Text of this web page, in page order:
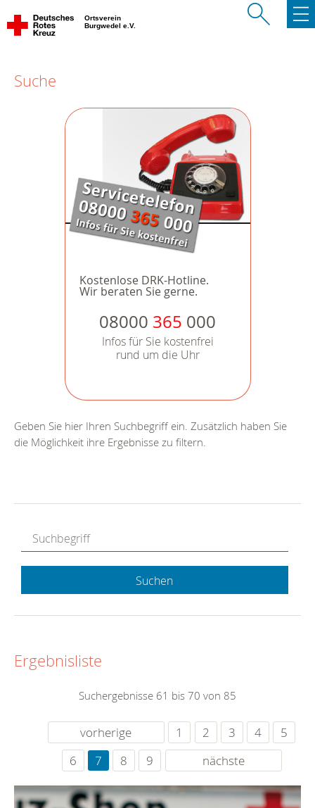
Ortsverein
Burgwedel e.V.
Suche
Kostenlose DRK-Hotline.
Wir beraten Sie gerne.
08000 365 000
Infos für Sie kostenfrei
rund um die Uhr
Geben Sie hier Ihren Suchbegriff ein. Zusätzlich haben Sie
die Möglichkeit ihre Ergebnisse zu filtern.
Suchen
Ergebnisliste
Suchergebnisse 61 bis 70 von 85
vorherige 1 2 3 4
5
6
7 8 9 nächste